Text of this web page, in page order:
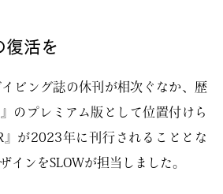
復活を
ビング誌の休刊が相次ぐなか、歴
のプレミアム版として位置付けら
』が2023年に刊行されることとな
インをSLOWが担当しました。